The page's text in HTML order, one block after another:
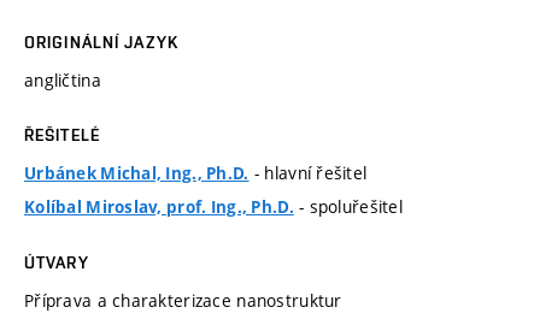
ORIGINÁLNÍ JAZYK
angličtina
ŘEŠITELÉ
Urbánek Michal, Ing., Ph.D. - hlavní řešitel
Kolíbal Miroslav, prof. Ing., Ph.D. - spoluřešitel
ÚTVARY
Příprava a charakterizace nanostruktur